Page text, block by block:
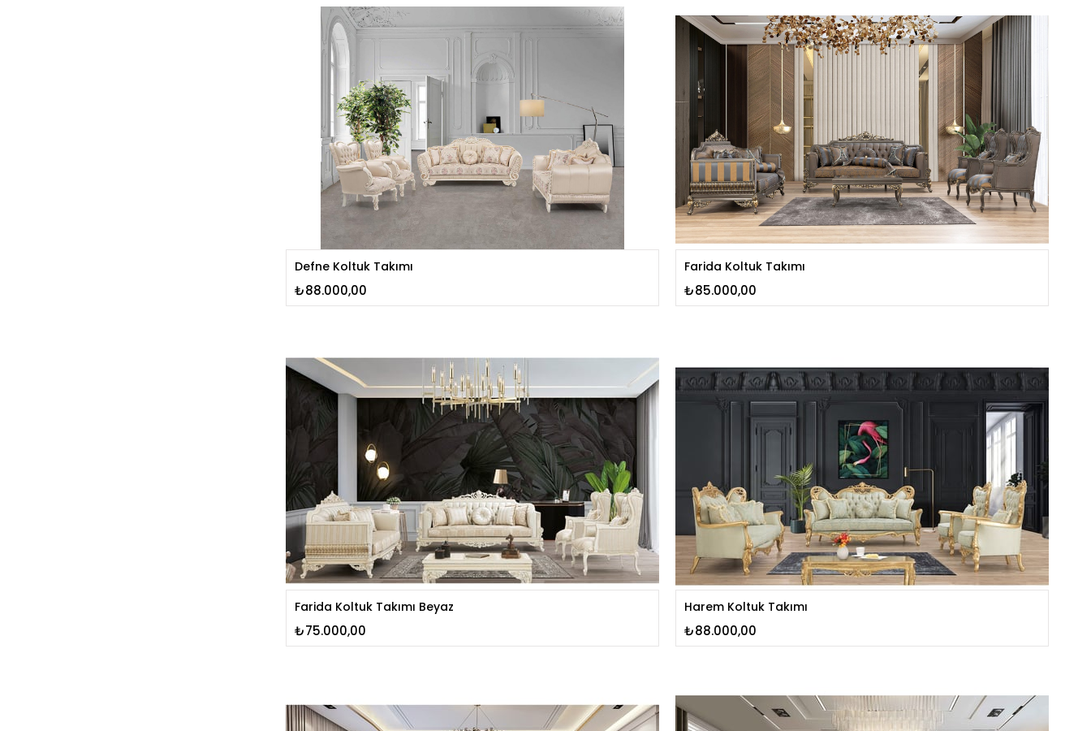
Defne Koltuk Takımı
₺88.000,00
Farida Koltuk Takımı
₺85.000,00
Farida Koltuk Takımı Beyaz
₺75.000,00
Harem Koltuk Takımı
₺88.000,00